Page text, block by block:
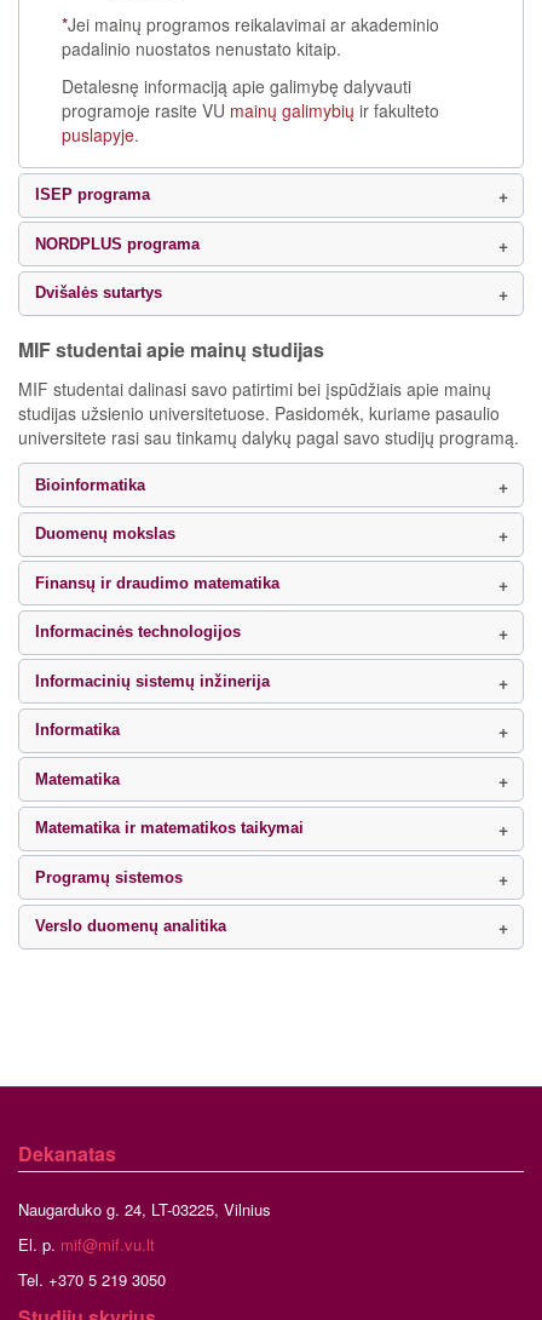
*Jei mainų programos reikalavimai ar akademinio
padalinio nuostatos nenustato kitaip.
Detalesnę informaciją apie galimybę dalyvauti
programoje rasite VU mainų galimybių ir fakulteto
puslapyje.
ISEP programa
NORDPLUS programa
Dvišalės sutartys
MIF studentai apie mainų studijas
MIF studentai dalinasi savo patirtimi bei įspūdžiais apie mainų
studijas užsienio universitetuose. Pasidomėk, kuriame pasaulio
universitete rasi sau tinkamų dalykų pagal savo studijų programą.
Bioinformatika
Duomenų mokslas
Finansų ir draudimo matematika
Informacinės technologijos
Informacinių sistemų inžinerija
Informatika
Matematika
Matematika ir matematikos taikymai
Programų sistemos
Verslo duomenų analitika
Dekanatas
Naugarduko g. 24, LT-03225, Vilnius
El. p. mif@mif.vu.lt
Tel. +370 5 219 3050